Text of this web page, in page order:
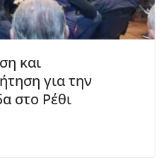
και
για την
στο Ρέθι